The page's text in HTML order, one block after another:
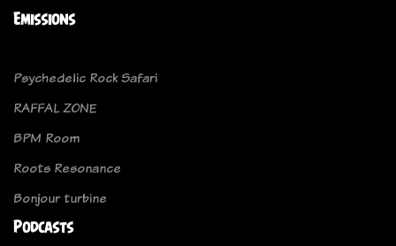
Emissions
Psychedelic Rock Safari
RAFFAL ZONE
BPM Room
Roots Resonance
Bonjour turbine
Podcasts